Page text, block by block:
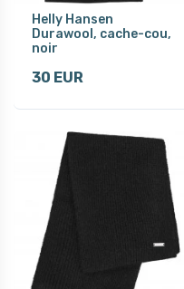
Helly Hansen
Durawool, cache-cou,
noir
30 EUR